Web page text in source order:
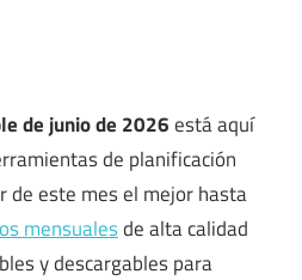
de junio de 2026está aquí
de planificación
de este mes el mejor hasta
mensualesde alta calidad
y descargables para